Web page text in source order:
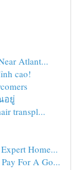
Atlant...
cao!
อยู่
transpl...
Home...
For A Go...